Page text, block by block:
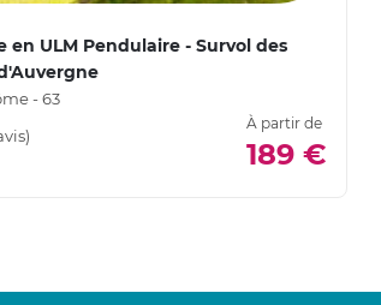
en ULM Pendulaire - Survol des
- 63
À partir de
189 €